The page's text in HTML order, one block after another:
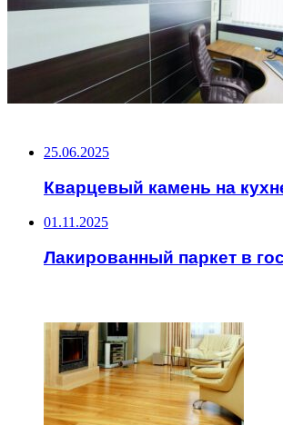
25.06.2025
Кварцевый камень на
01.11.2025
Лакированный паркет в